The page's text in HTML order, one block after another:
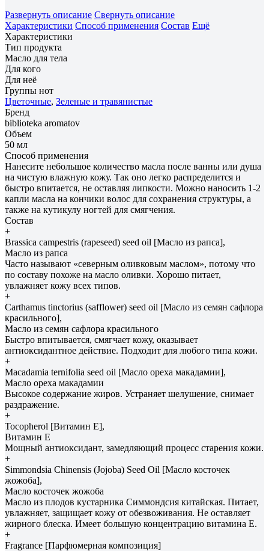
Развернуть описание Свернуть описание
Характеристики Способ применения Состав Ещё
Характеристики
Тип продукта
Масло для тела
Для кого
Для неё
Группы нот
Цветочные, Зеленые и травянистые
Бренд
biblioteka aromatov
Объем
50 мл
Способ применения
Нанесите небольшое количество масла после ванны или душа
на чистую влажную кожу. Так оно легко распределится и
быстро впитается, не оставляя липкости. Можно наносить 1-2
капли масла на кончики волос для сохранения структуры, а
также на кутикулу ногтей для смягчения.
Состав
+
Brassica campestris (rapeseed) seed oil [Масло из рапса],
Масло из рапса
Часто называют «северным оливковым маслом», потому что
по составу похоже на масло оливки. Хорошо питает,
увлажняет кожу всех типов.
+
Carthamus tinctorius (safflower) seed oil [Масло из семян сафлора
красильного],
Масло из семян сафлора красильного
Быстро впитывается, смягчает кожу, оказывает
антиоксидантное действие. Подходит для любого типа кожи.
+
Macadamia ternifolia seed oil [Масло ореха макадамии],
Масло ореха макадамии
Высокое содержание жиров. Устраняет шелушение, снимает
раздражение.
+
Tocopherol [Витамин E],
Витамин E
Мощный антиоксидант, замедляющий процесс старения кожи.
+
Simmondsia Сhinensis (Jojoba) Seed Oil [Масло косточек
жожоба],
Масло косточек жожоба
Масло из плодов кустарника Симмондсия китайская. Питает,
увлажняет, защищает кожу от обезвоживания. Не оставляет
жирного блеска. Имеет большую концентрацию витамина Е.
+
Fragrance [Парфюмерная композиция]